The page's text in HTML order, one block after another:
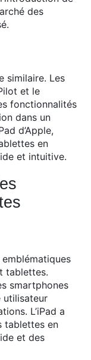
des
similaire. Les
et le
fonctionnalités
dans un
d’Apple,
en
et intuitive.
emblématiques
tablettes.
smartphones
utilisateur
L’iPad a
tablettes en
et des